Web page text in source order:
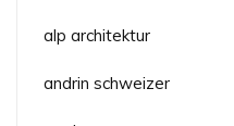
alp architektur
andrin schweizer